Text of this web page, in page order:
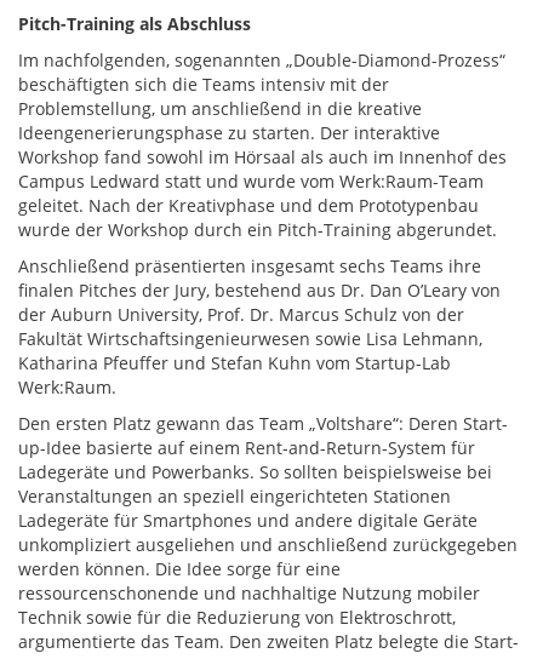
Pitch-Training als Abschluss
Im nachfolgenden, sogenannten „Double-Diamond-Prozess“
beschäftigten sich die Teams intensiv mit der
Problemstellung, um anschließend in die kreative
Ideengenerierungsphase zu starten. Der interaktive
Workshop fand sowohl im Hörsaal als auch im Innenhof des
Campus Ledward statt und wurde vom Werk:Raum-Team
geleitet. Nach der Kreativphase und dem Prototypenbau
wurde der Workshop durch ein Pitch-Training abgerundet.
Anschließend präsentierten insgesamt sechs Teams ihre
finalen Pitches der Jury, bestehend aus Dr. Dan O’Leary von
der Auburn University, Prof. Dr. Marcus Schulz von der
Fakultät Wirtschaftsingenieurwesen sowie Lisa Lehmann,
Katharina Pfeuffer und Stefan Kuhn vom Startup-Lab
Werk:Raum.
Den ersten Platz gewann das Team „Voltshare“: Deren Start-
up-Idee basierte auf einem Rent-and-Return-System für
Ladegeräte und Powerbanks. So sollten beispielsweise bei
Veranstaltungen an speziell eingerichteten Stationen
Ladegeräte für Smartphones und andere digitale Geräte
unkompliziert ausgeliehen und anschließend zurückgegeben
werden können. Die Idee sorge für eine
ressourcenschonende und nachhaltige Nutzung mobiler
Technik sowie für die Reduzierung von Elektroschrott,
argumentierte das Team. Den zweiten Platz belegte die Start-